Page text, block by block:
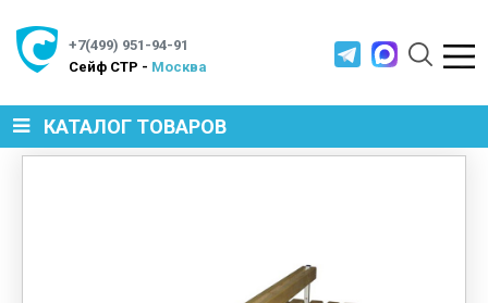
+7(499) 951-94-91
Cейф СТР - Москва
КАТАЛОГ ТОВАРОВ